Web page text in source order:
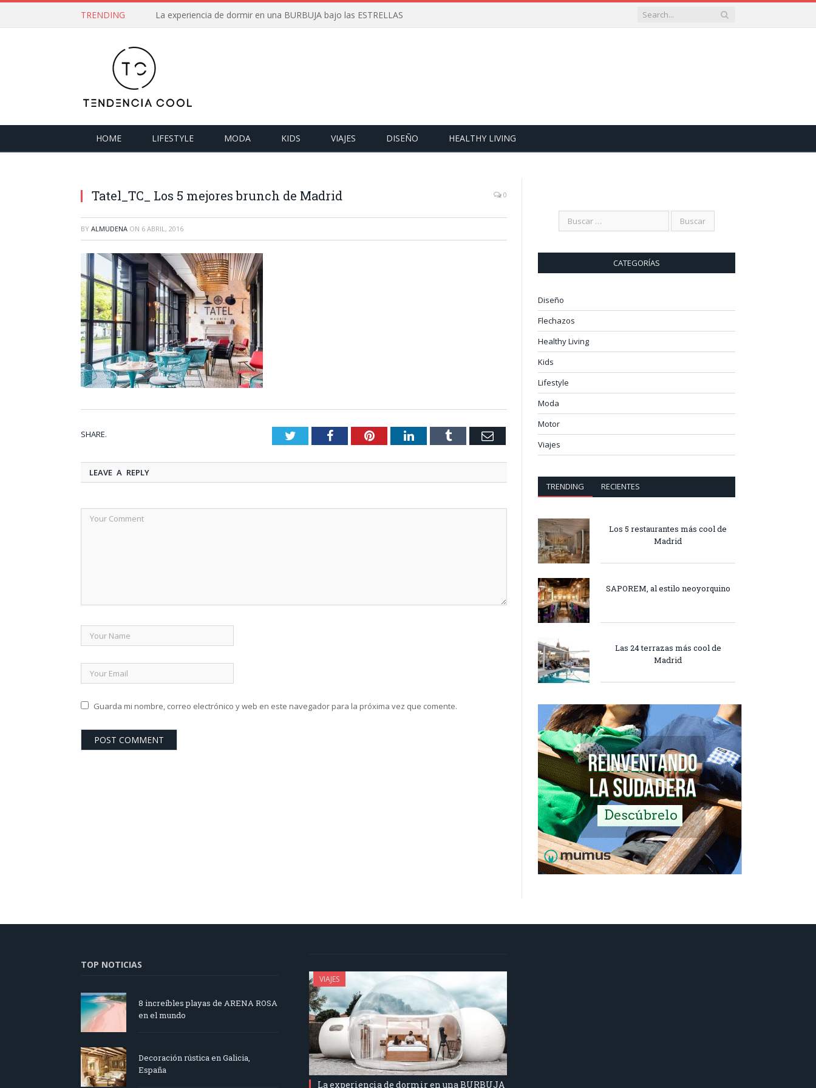
TRENDING La experiencia de dormir en una BURBUJA bajo las ESTRELLAS
HOME LIFESTYLE MODA KIDS VIAJES DISEÑO HEALTHY LIVING
Tatel_TC_ Los 5 mejores brunch de Madrid 0
BY ALMUDENA ON 6 ABRIL, 2016
SHARE. TwitterFacebookPinterestLinkedInTumblr Email
LEAVE A REPLY
Guarda mi nombre, correo electrónico y web en este navegador para la próxima vez que comente.
CATEGORÍAS
Diseño
Flechazos
Healthy Living
Kids
Lifestyle
Moda
Motor
Viajes
TRENDING RECIENTES
Los 5 restaurantes más cool de
Madrid
SAPOREM, al estilo neoyorquino
Las 24 terrazas más cool de
Madrid
TOP NOTICIAS
8 increíbles playas de ARENA ROSA
en el mundo
Decoración rústica en Galicia,
España
VIAJES
La experiencia de dormir en una BURBUJA